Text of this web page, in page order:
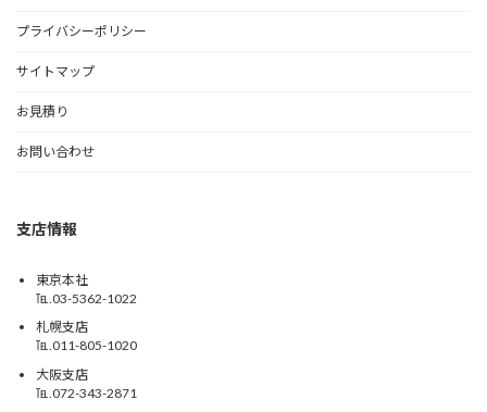
プライバシーポリシー
サイトマップ
お見積り
お問い合わせ
支店情報
東京本社
℡.03-5362-1022
札幌支店
℡.011-805-1020
大阪支店
℡.072-343-2871